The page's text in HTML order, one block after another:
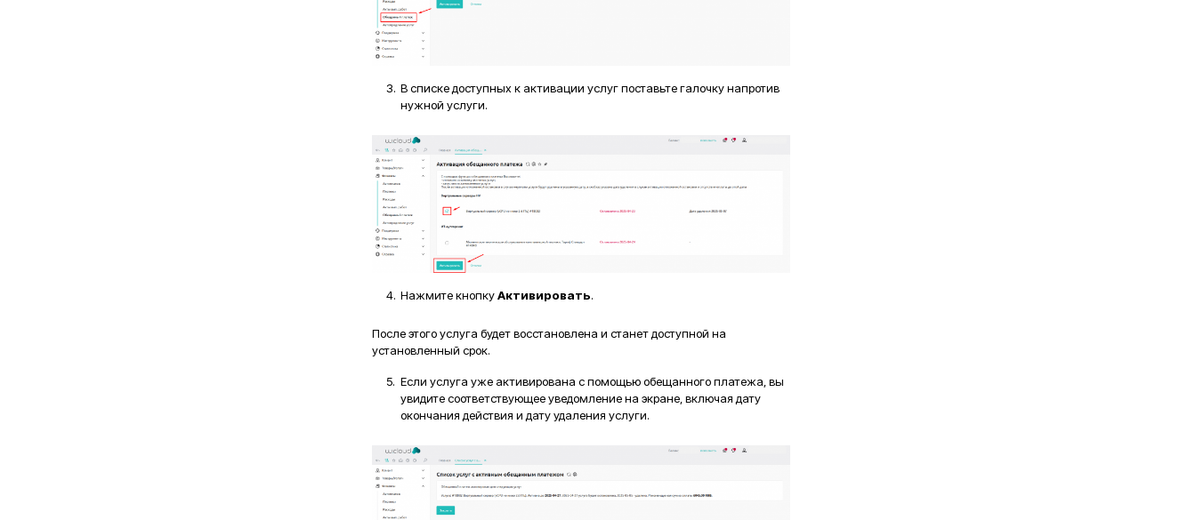
В списке доступных к активации услуг поставьте галочку напротив
нужной услуги.
Нажмите кнопкуАктивировать.
После этого услуга будет восстановлена и станет доступной на
установленный срок.
Если услуга уже активирована с помощью обещанного платежа, вы
увидите соответствующее уведомление на экране, включая дату
окончания действия и дату удаления услуги.